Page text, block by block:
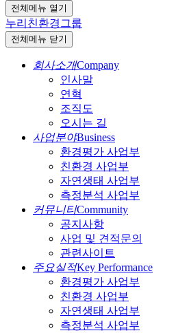
전체메뉴 열기
누리친환경그룹
전체메뉴 닫기
회사소개Company
인사말
연혁
조직도
오시는 길
사업분야Business
환경평가 사업부
친환경 사업부
자연생태 사업부
측정분석 사업부
커뮤니티Community
공지사항
사업 및 견적문의
관련사이트
주요실적Key Performance
환경평가 사업부
친환경 사업부
자연생태 사업부
측정분석 사업부